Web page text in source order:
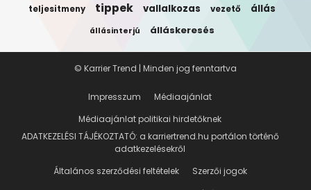
teljesitmeny tippek vallalkozas vezető állás
állásinterjú álláskeresés
Impresszum
Médiaajánlat
Médiaajánlat politikai hirdetőknek
ADATKEZELÉSI TÁJÉKOZTATÓ: a karriertrend.hu portálon történő
adatkezelésekről
Általános szerződési feltételek
Szerzői jogok
© Karrier Trend | Minden jog fenntartva